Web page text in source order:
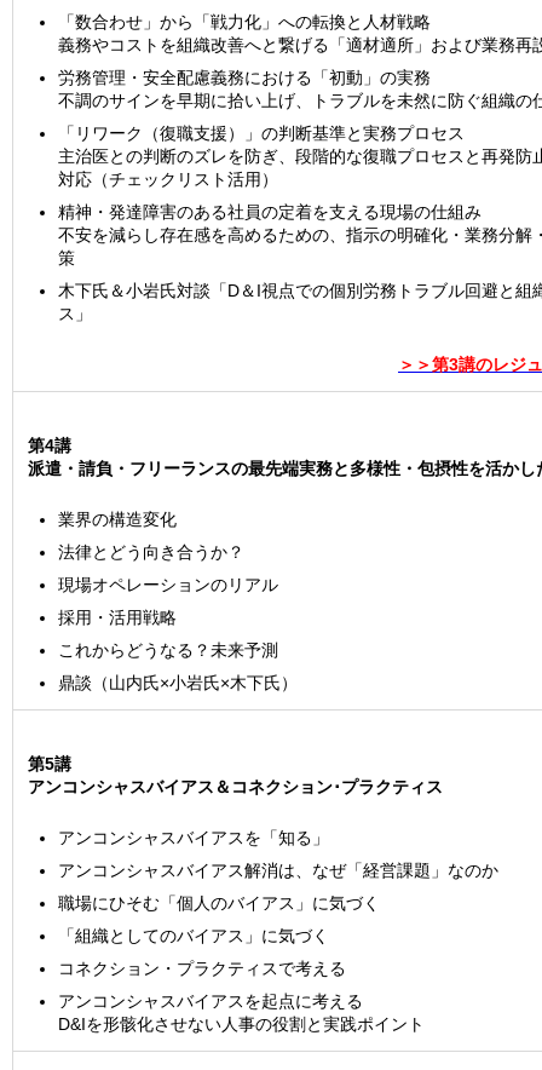
「数合わせ」から「戦力化」への転換と人材戦略
義務やコストを組織改善へと繋げる「適材適所」および業務再
労務管理・安全配慮義務における「初動」の実務
不調のサインを早期に拾い上げ、トラブルを未然に防ぐ組織の
「リワーク（復職支援）」の判断基準と実務プロセス
主治医との判断のズレを防ぎ、段階的な復職プロセスと再発防
対応（チェックリスト活用）
精神・発達障害のある社員の定着を支える現場の仕組み
不安を減らし存在感を高めるための、指示の明確化・業務分解
策
木下氏＆小岩氏対談「D＆I視点での個別労務トラブル回避と組
ス」
＞＞第3講のレジ
第4講
派遣・請負・フリーランスの最先端実務と多様性・包摂性を活かし
業界の構造変化
法律とどう向き合うか？
現場オペレーションのリアル
採用・活用戦略
これからどうなる？未来予測
鼎談（山内氏×小岩氏×木下氏）
第5講
アンコンシャスバイアス＆コネクション･プラクティス
アンコンシャスバイアスを「知る」
アンコンシャスバイアス解消は、なぜ「経営課題」なのか
職場にひそむ「個人のバイアス」に気づく
「組織としてのバイアス」に気づく
コネクション・プラクティスで考える
アンコンシャスバイアスを起点に考える
D&Iを形骸化させない人事の役割と実践ポイント